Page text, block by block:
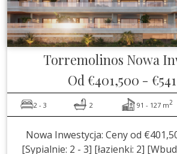
Torremolinos Nowa
Od €401,500 -
2 - 3 2 91 - 127 m2
Nowa Inwestycja: Ceny od
[Sypialnie: 2 - 3] [łazienki: 2]